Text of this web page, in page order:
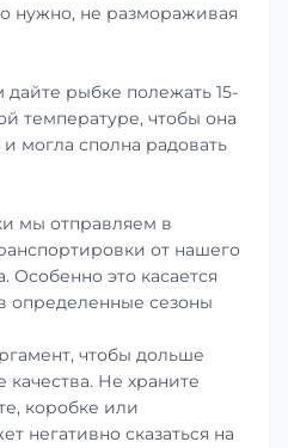
нужно, не размораживая
рыбке полежать 15-
температуре, чтобы она
могла сполна радовать
мы отправляем в
от нашего
Особенно это касается
определенные сезоны
чтобы дольше
качества. Не храните
коробке или
негативно сказаться на